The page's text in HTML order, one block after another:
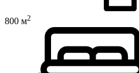
800 м2